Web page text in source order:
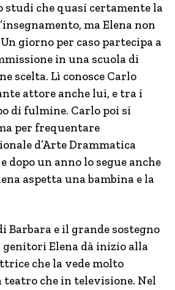
studi che quasi certamente la
ma Elena non
giorno per caso partecipa a
in una scuola di
scelta. Lì conosce Carlo
attore anche lui, e tra i
di fulmine. Carlo poi si
per frequentare
d’Arte Drammatica
dopo un anno lo segue anche
aspetta una bambina e la
Barbara e il grande sostegno
genitori Elena dà inizio alla
che la vede molto
teatro che in televisione. Nel